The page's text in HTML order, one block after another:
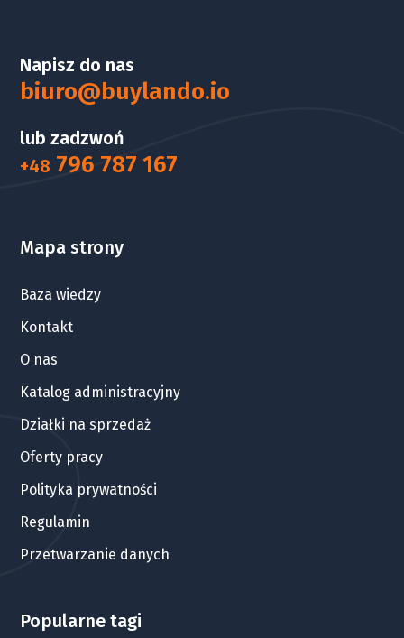
Napisz do nas
biuro@buylando.io
lub zadzwoń
+48 796 787 167
Mapa strony
Baza wiedzy
Kontakt
O nas
Katalog administracyjny
Działki na sprzedaż
Oferty pracy
Polityka prywatności
Regulamin
Przetwarzanie danych
Popularne tagi